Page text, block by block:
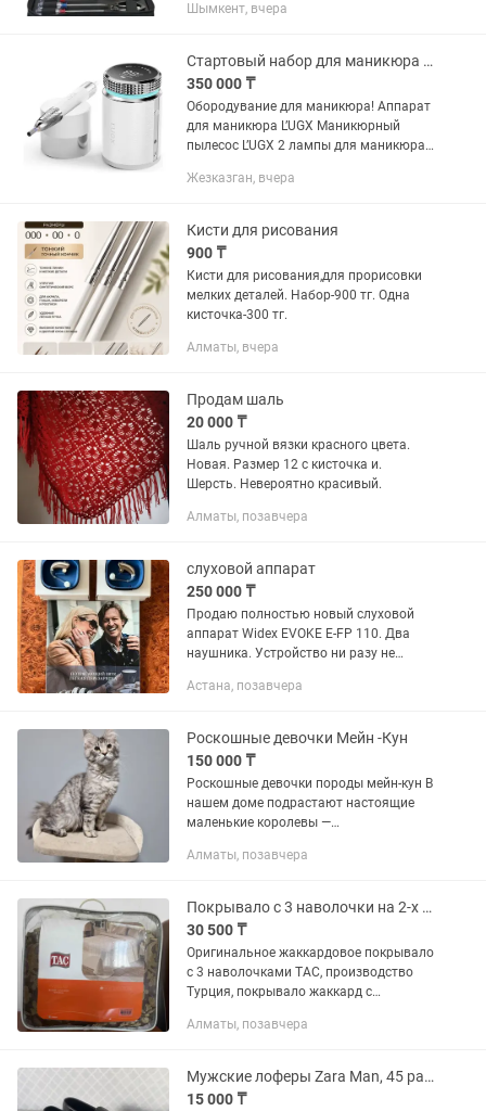
инструменты от проверенного
но нет...
Шымкент, вчера
Стартовый набор для маникюра сухожар и тд.
350 000 ₸
Обородувание для маникюра! Аппарат
для маникюра L’UGX Маникюрный
пылесос L’UGX 2 лампы для маникюра
Ikea терциал Подставка для рук
Жезказган, вчера
Кисти для рисования
900 ₸
Кисти для рисования,для прорисовки
мелких деталей. Набор-900 тг. Одна
кисточка-300 тг.
Алматы, вчера
Продам шаль
20 000 ₸
Шаль ручной вязки красного цвета.
Новая. Размер 12 с кисточка и.
Шерсть. Невероятно красивый.
Алматы, позавчера
слуховой аппарат
250 000 ₸
Продаю полностью новый слуховой
аппарат Widex EVOKE E-FP 110. Два
наушника. Устройство ни разу не
специализированном центре
Состояние...
Астана, позавчера
Роскошные девочки Мейн -Кун
150 000 ₸
Роскошные девочки породы мейн-кун В
нашем доме подрастают настоящие
маленькие королевы —
мейн-кун, возраст 4 месяца.
выразительными глазами,...
Алматы, позавчера
Покрывало с 3 наволочки на 2-х спальную кровать комплект жаккард TAC Турция
30 500 ₸
Оригинальное жаккардовое покрывало
с 3 наволочками TAC, производство
Турция, покрывало жаккард с
синтепоне, декоративные наволочки 2
Алматы, позавчера
Мужские лоферы Zara Man, 45 размер
15 000 ₸